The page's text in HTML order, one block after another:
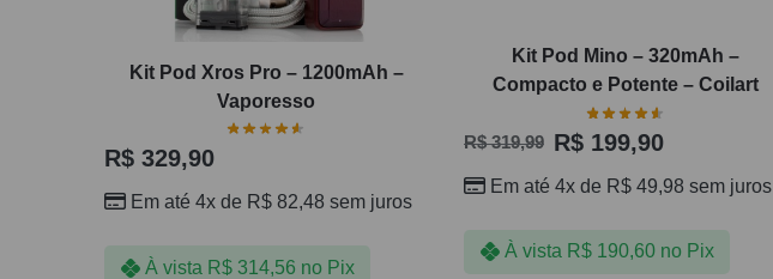
Kit Pod Xros Pro – 1200mAh –
Vaporesso
R$ 329,90
Em até 4x de R$ 82,48 sem juros
À vista R$314,56 no Pix
Kit Pod Mino – 320mAh –
Compacto e Potente – Coilart
R$319,99 R$ 199,90
Em até 4x de R$ 49,98 sem juros
À vista R$190,60 no Pix